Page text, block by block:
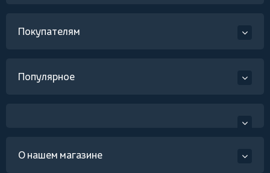
Покупателям
Популярное
О нашем магазине